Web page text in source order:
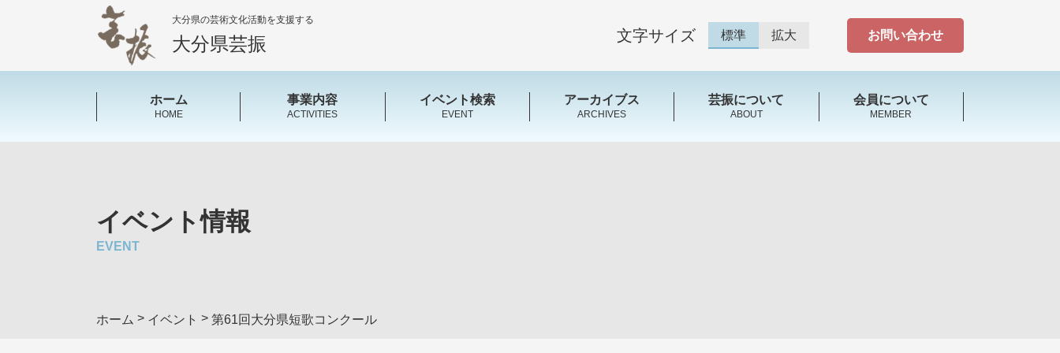
大分県の芸術文化活動を支援する
大分県芸振 文字サイズ 標準 拡大 お問い合わせ
ホーム
HOME
事業内容
ACTIVITIES
イベント検索
EVENT
アーカイブス
ARCHIVES
芸振について
ABOUT
会員について
MEMBER
イベント情報
EVENT
ホーム > イベント > 第61回大分県短歌コンクール